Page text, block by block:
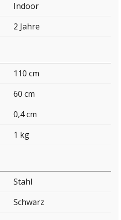
Indoor
2 Jahre
110 cm
60 cm
0,4 cm
1 kg
Stahl
Schwarz